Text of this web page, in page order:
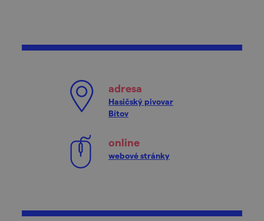
adresa
Hasičský pivovar
Bítov
online
webové stránky